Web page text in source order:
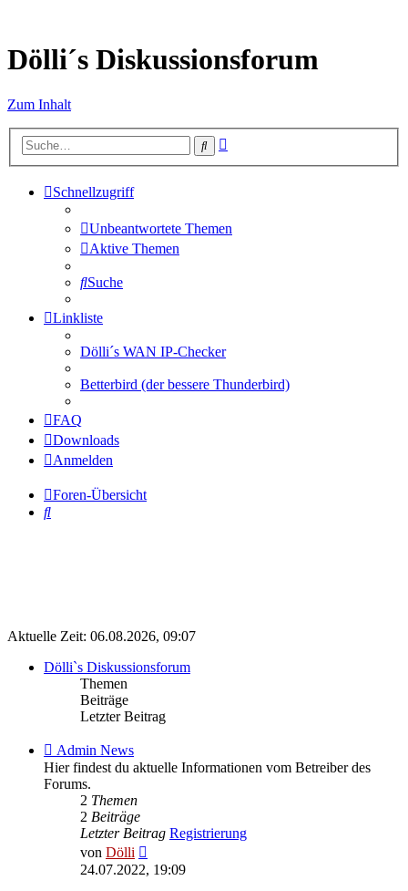
Dölli´s Diskussionsforum
Zum Inhalt
Suche
Schnellzugriff
Unbeantwortete Themen
Aktive Themen
Suche
Linkliste
Dölli´s WAN IP-Checker
Betterbird (der bessere Thunderbird)
FAQ
Downloads
Anmelden
Foren-Übersicht
Suche
Aktuelle Zeit: 06.08.2026, 09:07
Dölli`s Diskussionsforum
Themen
Beiträge
Letzter Beitrag
Feed
-
Admin
News
Admin News
Hier findest du aktuelle Informationen vom Betreiber des
Forums.
2 Themen
2 Beiträge
Letzter Beitrag Registrierung
von Dölli
Beitrag
24.07.2022, 19:09